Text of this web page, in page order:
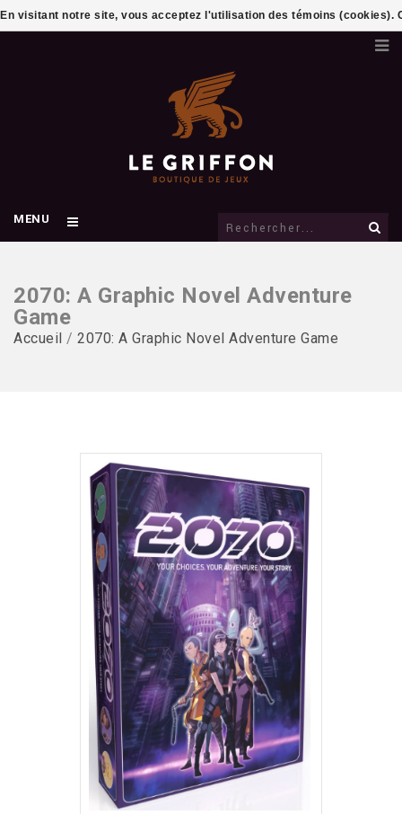
MENU
2070: A Graphic Novel Adventure
Game
Accueil / 2070: A Graphic Novel Adventure Game
En visitant notre site, vous acceptez l'utilisation des témoins